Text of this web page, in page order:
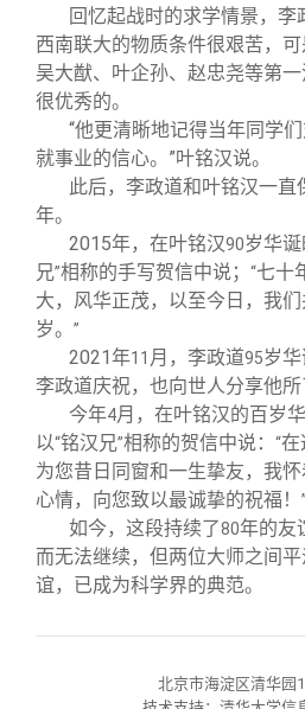
回忆起战时的求学情景，
西南联大的物质条件很艰苦，可
吴大猷、叶企孙、赵忠尧等第
很优秀的。
“他更清晰地记得当年同学
就事业的信心。”叶铭汉说。
此后，李政道和叶铭汉一
年。
2015年，在叶铭汉90岁华
兄”相称的手写贺信中说； “七十
大，风华正茂，以至今日，我
岁。 ”
2021年11 月，李政道95岁
李政道庆祝，也向世人分享他所
今年4月，在叶铭汉的百岁
以“铭汉兄”相称的贺信中说： “在
为您昔日同窗和一生挚友，我
心情，向您致以最诚挚的祝福！ ”
如今，这段持续了80年的友
而无法继续，但两位大师之间
谊，已成为科学界的典范。
北京市海淀区清华园